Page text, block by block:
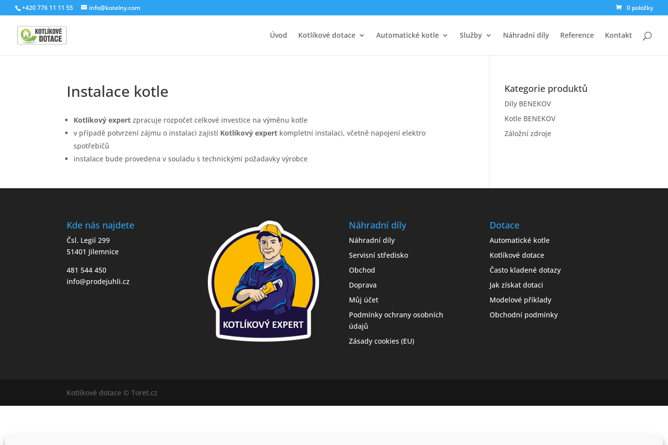
+420 776 11 11 55 info@kotelny.com 0 položky
Úvod Kotlíkové dotace Automatické kotle Služby Náhradní díly Reference Kontakt
Instalace kotle
Kotlíkový expert zpracuje rozpočet celkové investice na výměnu kotle
v případě potvrzení zájmu o instalaci zajistí Kotlíkový expert kompletní instalaci, včetně napojení elektro
spotřebičů
instalace bude provedena v souladu s technickými požadavky výrobce
Kategorie produktů
Díly BENEKOV
Kotle BENEKOV
Záložní zdroje
Kde nás najdete
Čsl. Legií 299
51401 Jilemnice
481 544 450
info@prodejuhli.cz
Náhradní díly
Náhradní díly
Servisní středisko
Obchod
Doprava
Můj účet
Podmínky ochrany osobních
údajů
Zásady cookies (EU)
Dotace
Automatické kotle
Kotlíkové dotace
Často kladené dotazy
Jak získat dotaci
Modelové příklady
Obchodní podmínky
Kotlíkové dotace © Toret.cz